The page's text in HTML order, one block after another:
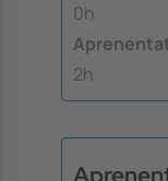
0h
2h